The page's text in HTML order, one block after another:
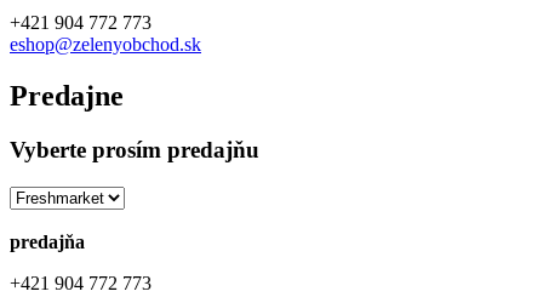
+421 904 772 773
eshop@zelenyobchod.sk
Predajne
Vyberte prosím predajňu
predajňa
+421 904 772 773